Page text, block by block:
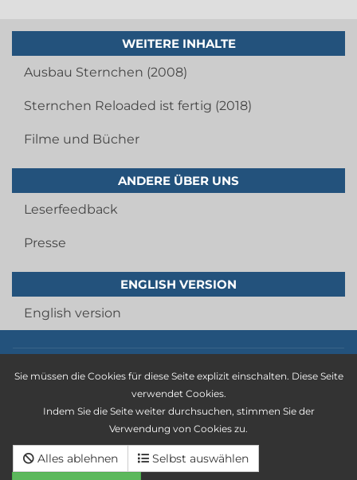
WEITERE INHALTE
Ausbau Sternchen (2008)
Sternchen Reloaded ist fertig (2018)
Filme und Bücher
ANDERE ÜBER UNS
Leserfeedback
Presse
ENGLISH VERSION
English version
privacy statement
Cancellation policy
Deutsche version
Sie müssen die Cookies für diese Seite explizit einschalten. Diese Seite
verwendet Cookies.
Indem Sie die Seite weiter durchsuchen, stimmen Sie der
Verwendung von Cookies zu.
Alles ablehnen
Selbst auswählen